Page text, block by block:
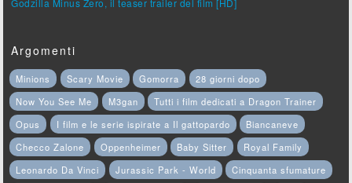
Godzilla Minus Zero, il teaser trailer del film [HD]
Argomenti
Minions Scary Movie Gomorra
28 giorni dopo
Now You See Me
M3gan
Tutti i film dedicati a Dragon Trainer
Opus
I film e le serie ispirate a Il gattopardo
Biancaneve
Checco Zalone
Oppenheimer Baby Sitter
Royal Family
Leonardo Da Vinci
Jurassic Park - World
Cinquanta sfumature